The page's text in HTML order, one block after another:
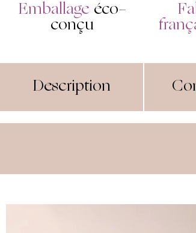
Emballage éco-
conçu
Description